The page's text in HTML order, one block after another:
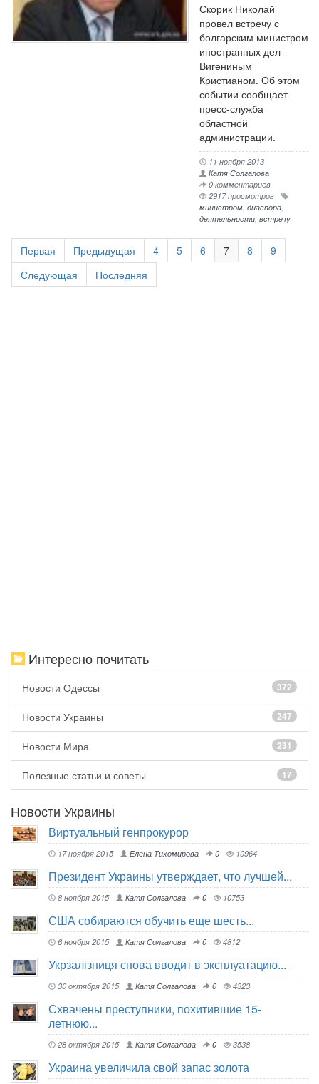
Скорик Николай
провел встречу с
болгарским министром
иностранных дел–
Вигениным
Кристианом. Об этом
событии сообщает
пресс-служба
областной
администрации.
11 ноября 2013
Катя Солгалова
0 комментариев
2917 просмотров
министром диаспора
деятельности встречу
Первая Предыдущая 4 5 6 7 8
9
Следующая
Последняя
Интересно почитать
Новости Одессы 372
Новости Украины 247
Новости Мира 231
Полезные статьи и советы 17
Новости Украины
Виртуальный генпрокурор
17 ноября 2015 Елена Тихомирова 0 10964
Президент Украины утверждает, что лучшей...
8 ноября 2015 Катя Солгалова 0 10753
США собираются обучить еще шесть...
6 ноября 2015 Катя Солгалова 0 4812
Укрзалізниця снова вводит в эксплуатацию...
30 октября 2015 Катя Солгалова 0 4323
Схвачены преступники, похитившие 15-
летнюю...
28 октября 2015 Катя Солгалова 0 3538
Украина увеличила свой запас золота